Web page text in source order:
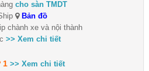
cho sàn TMDT
Bản đồ
chành xe và nội thành
>> Xem chi tiết
1 >> Xem chi tiết